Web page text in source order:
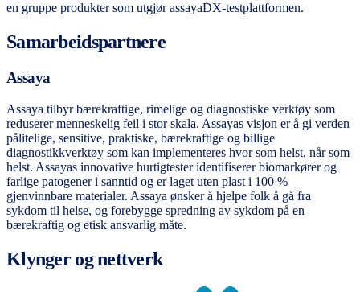
en gruppe produkter som utgjør assayaDX-testplattformen.
Samarbeidspartnere
Assaya
Assaya tilbyr bærekraftige, rimelige og diagnostiske verktøy som
reduserer menneskelig feil i stor skala. Assayas visjon er å gi verden
pålitelige, sensitive, praktiske, bærekraftige og billige
diagnostikkverktøy som kan implementeres hvor som helst, når som
helst. Assayas innovative hurtigtester identifiserer biomarkører og
farlige patogener i sanntid og er laget uten plast i 100 %
gjenvinnbare materialer. Assaya ønsker å hjelpe folk å gå fra
sykdom til helse, og forebygge spredning av sykdom på en
bærekraftig og etisk ansvarlig måte.
Klynger og nettverk